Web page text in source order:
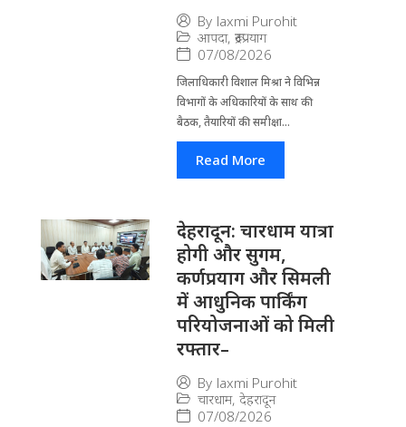
By laxmi Purohit
आपदा, रूद्रप्रयाग
07/08/2026
जिला​धिकारी विशाल मिश्रा ने वि​भिन्न
विभागों के अ​धिकारियों के साथ की
बैठक, तैयारियों की समीक्षा...
Read More
देहरादून: चारधाम यात्रा
होगी और सुगम,
कर्णप्रयाग और सिमली
में आधुनिक पार्किंग
परियोजनाओं को मिली
रफ्तार–
By laxmi Purohit
चारधाम, देहरादून
07/08/2026